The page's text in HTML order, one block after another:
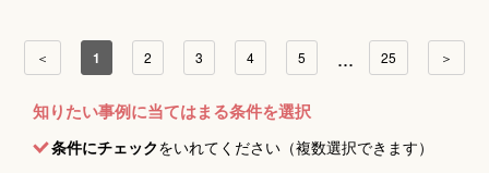
＜ 1 2 3 4 5 ... 25 ＞
知りたい事例に当てはまる条件を選択
条件にチェックをいれてください（複数選択できます）